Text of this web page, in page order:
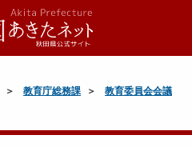
教育庁総務課
教育委員会会議